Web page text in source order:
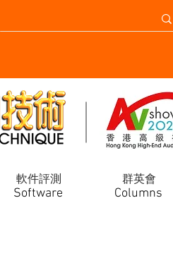
軟件評測 群英會
Software Columns